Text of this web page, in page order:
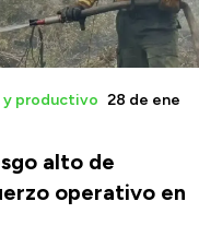
alto de
operativo en
y productivo 28 de ene